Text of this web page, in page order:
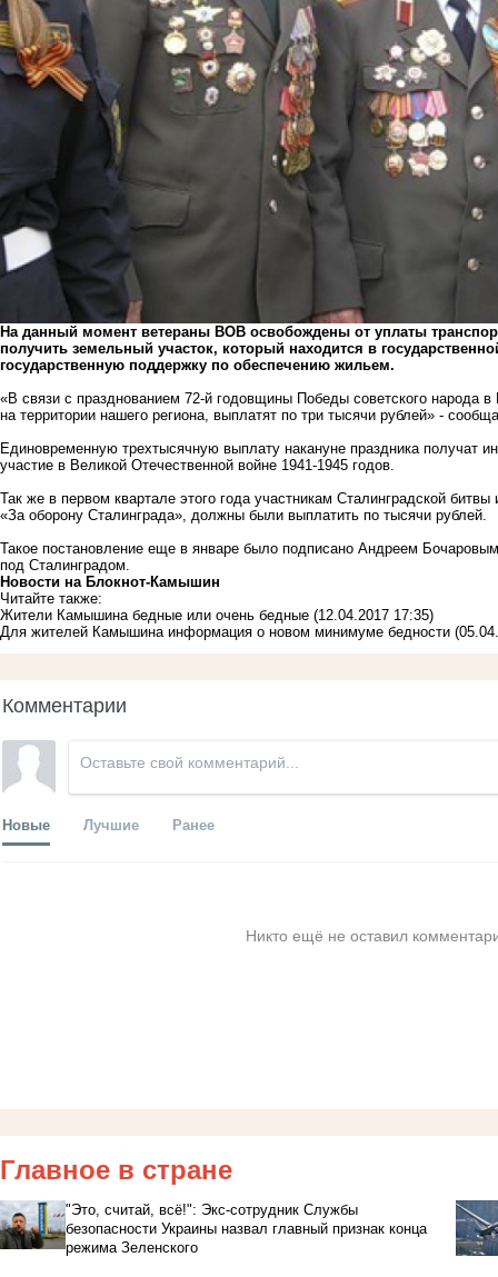
На данный момент ветераны ВОВ освобождены от уплаты
получить земельный участок, который находится в
государственную поддержку по обеспечению жильем.
«В связи с празднованием 72-й годовщины Победы советского народа
на территории нашего региона, выплатят по три тысячи рублей» -
Единовременную трехтысячную выплату накануне праздника получат
участие в Великой Отечественной войне 1941-1945 годов.
Так же в первом квартале этого года участникам Сталинградской
«За оборону Сталинграда», должны были выплатить по тысячи рублей.
Такое постановление еще в январе было подписано Андреем
под Сталинградом.
Новости на Блoкнoт-Камышин
Читайте также:
Жители Камышина бедные или очень бедные (12.04.2017 17:35)
Для жителей Камышина информация о новом минимуме бедности
Комментарии
Новые Лучшие Ранее
Никто ещё не оставил
Главное в стране
"Это, считай, всё!": Экс-сотрудник Службы
безопасности Украины назвал главный признак конца
режима Зеленского